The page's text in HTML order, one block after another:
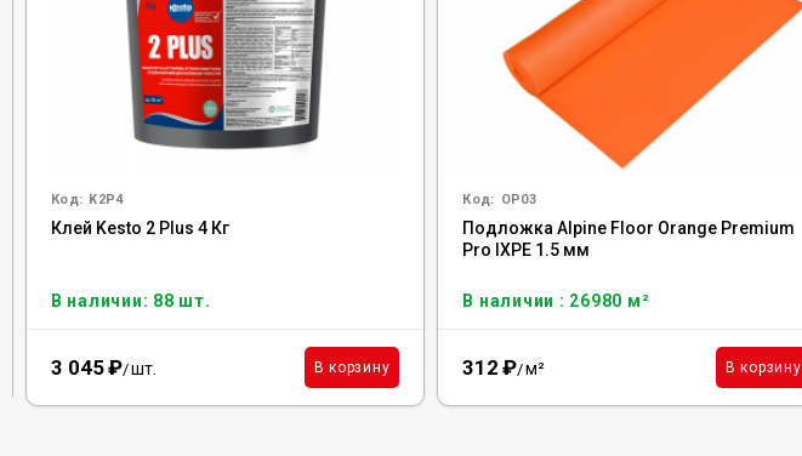
Код: K2P4
Клей Kesto 2 Plus 4 Кг
В наличии: 88 шт.
3 045₽/шт. В корзину
Код: OP03
Подложка Alpine Floor Orange Premium
Pro IXPE 1.5 мм
В наличии : 26980 м²
312 ₽/м² В корзину